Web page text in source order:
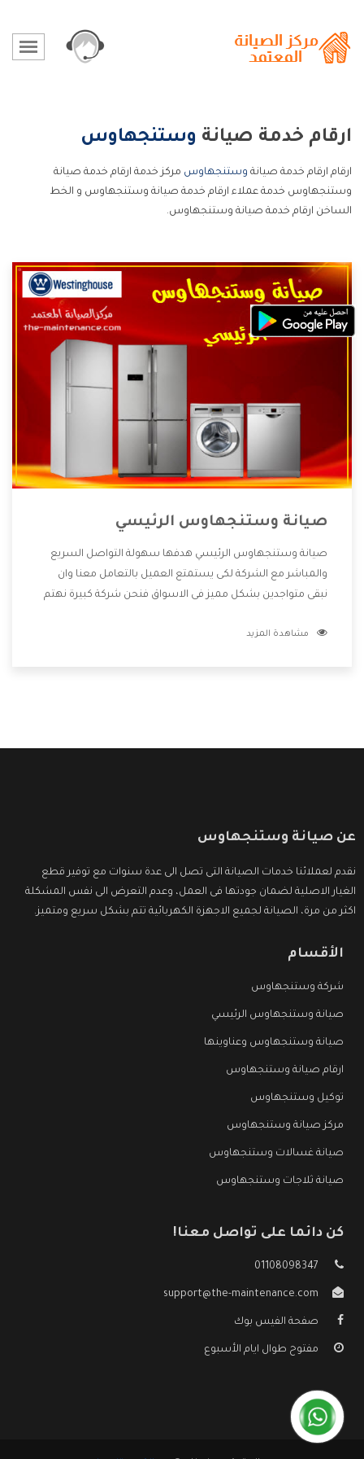
ارقام خدمة صيانة وستنجهاوس
ارقام ارقام خدمة صيانة وستنجهاوس مركز خدمة ارقام خدمة صيانة
وستنجهاوس خدمة عملاء ارقام خدمة صيانة وستنجهاوس و الخط
الساخن ارقام خدمة صيانة وستنجهاوس.
صيانة وستنجهاوس الرئيسي
صيانة وستنجهاوس الرئيسي هدفها سهولة التواصل السريع
والمباشر مع الشركة لكى يستمتع العميل بالتعامل معنا وان
نبقى متواجدين بشكل مميز فى الاسواق فنحن شركة كبيرة نهتم
الشركة بها والتى تكون منها خدمة الصيانة التى تكون من أهم
مشاهدة المزيد
عن صيانة وستنجهاوس
نقدم لعملائنا خدمات الصيانة التى تصل الى عدة سنوات مع توفير قطع
الغيار الاصلية لضمان جودتها فى العمل، وعدم التعرض الى نفس المشكلة
اكثر من مرة، الصيانة لجميع الاجهزة الكهربائية تتم بشكل سريع ومتميز.
الأقسام
شركة وستنجهاوس
صيانة وستنجهاوس الرئيسي
صيانة وستنجهاوس وعناوينها
ارقام صيانة وستنجهاوس
توكيل وستنجهاوس
مركز صيانة وستنجهاوس
صيانة غسالات وستنجهاوس
صيانة ثلاجات وستنجهاوس
كن دائما على تواصل معنا!
01108098347
support@the-maintenance.com
صفحة الفيس بوك
مفتوح طوال ايام الأسبوع